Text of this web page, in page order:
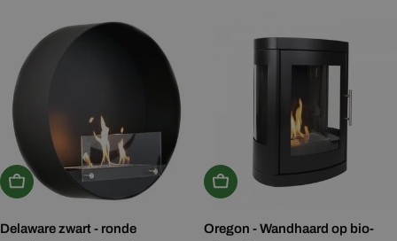
In Winkelwagen
Delaware zwart - ronde
In Winkelwagen
Oregon - Wandhaard op bio-